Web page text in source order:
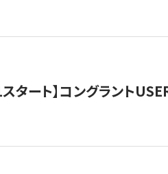
スタート】コングラント